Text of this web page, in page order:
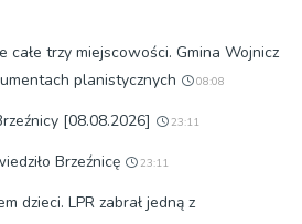
całe trzy miejscowości. Gmina Wojnicz
planistycznych
08:08
[08.08.2026] 23:11
Brzeźnicę 23:11
dzieci. LPR zabrał jedną z